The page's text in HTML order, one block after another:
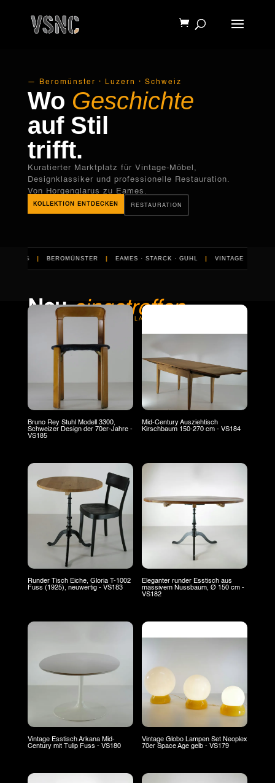
— Beromünster · Luzern · Schweiz
Wo Geschichte
auf Stil
trifft.
Kuratierter Marktplatz für Vintage-Möbel,
Designklassiker und professionelle Restauration.
Von Horgenglarus zu Eames.
KOLLEKTION ENTDECKEN RESTAURATION
BEROMÜNSTER | EAMES · STARCK · GUHL | VINTAGE |
INTERNATIONALER MARKTPLATZ
Neu eingetroffen
Bruno Rey Stuhl Modell 3300,
Schweizer Design der 70er-Jahre -
VS185
Mid-Century Ausziehtisch
Kirschbaum 150-270 cm - VS184
Runder Tisch Eiche, Gloria T-1002
Fuss (1925), neuwertig - VS183
Eleganter runder Esstisch aus
massivem Nussbaum, Ø 150 cm -
VS182
Vintage Esstisch Arkana Mid-
Century mit Tulip Fuss - VS180
Vintage Globo Lampen Set Neoplex
70er Space Age gelb - VS179